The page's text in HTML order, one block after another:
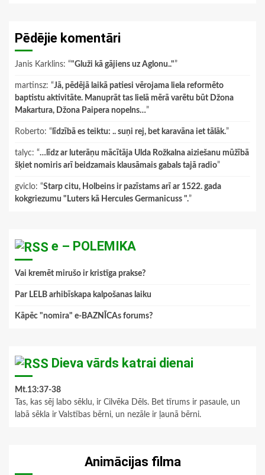
Pēdējie komentāri
Janis Karklins: “"Gluži kā gājiens uz Aglonu.."”
martinsz: “Jā, pēdējā laikā patiesi vērojama liela reformēto
baptistu aktivitāte. Manuprāt tas lielā mērā varētu būt Džona
Makartura, Džona Paipera nopelns…”
Roberto: “ līdzībā es teiktu: .. suņi rej, bet karavāna iet tālāk.”
talyc: “…līdz ar luterāņu mācītāja Ulda Rožkalna aiziešanu mūžībā
šķiet nomiris arī beidzamais klausāmais gabals tajā radio”
gviclo: “Starp citu, Holbeins ir pazīstams arī ar 1522. gada
kokgriezumu "Luters kā Hercules Germanicuss ".”
e – POLEMIKA
Vai kremēt mirušo ir kristīga prakse?
Par LELB arhibīskapa kalpošanas laiku
Kāpēc "nomira" e-BAZNĪCAs forums?
Dieva vārds katrai dienai
Mt.13:37-38
Tas, kas sēj labo sēklu, ir Cilvēka Dēls. Bet tīrums ir pasaule, un
labā sēkla ir Valstības bērni, un nezāle ir ļaunā bērni.
Animācijas filma